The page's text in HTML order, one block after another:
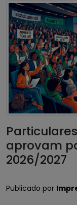
aprovam
2026/2027
Publicado por